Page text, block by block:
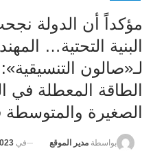
مؤكداً أن الدولة
البنية التحتية…
لـ«صالون
الطاقة المعطلة في
الصغيرة
بواسطة مدير الموقع في